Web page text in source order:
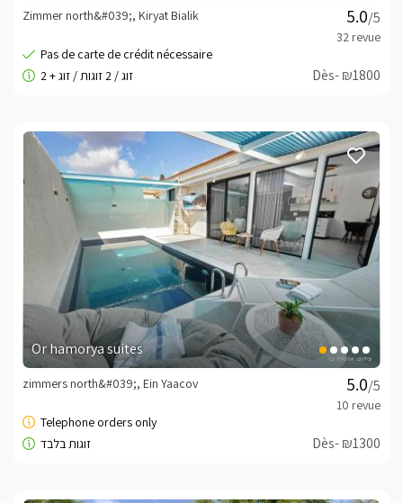
/5
Zimmer north&#039;, Kiryat Bialik
Dès- ₪1800
Or hamorya suites
/5
zimmers north&#039;, Ein Yaacov
Dès- ₪1300